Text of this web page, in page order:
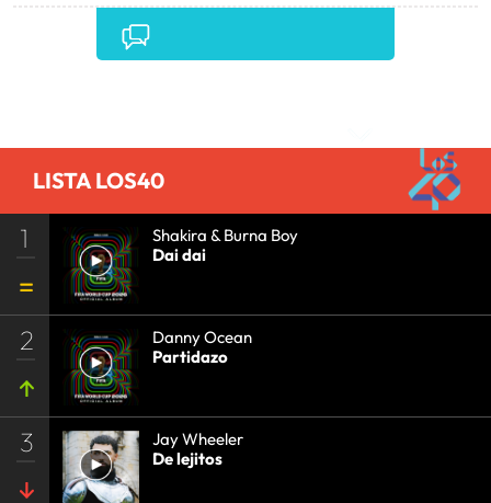
LISTA LOS40
1
Shakira & Burna Boy
Dai dai
2
Danny Ocean
Partidazo
3
Jay Wheeler
De lejitos